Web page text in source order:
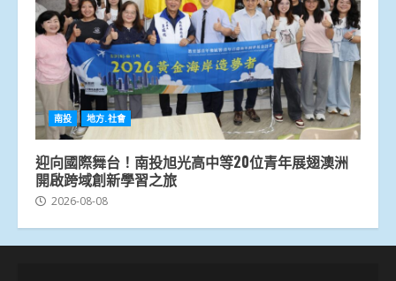
南投 地方.社會
迎向國際舞台！南投旭光高中等20位青年展翅澳洲
開啟跨域創新學習之旅
2026-08-08